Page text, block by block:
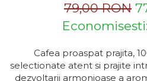
Capsule de Cafea
Cafea macinata
79,00 RON
Economisesti:
Cafea proaspat prajita,
selectionate atent si prajite
dezvoltarii armonioase a